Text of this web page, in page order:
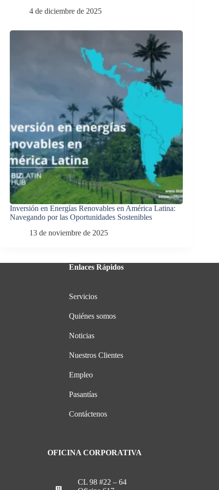
4 de diciembre de 2025
Inversión en Energías Renovables en América Latina:
Navegando por las Oportunidades Sostenibles
13 de noviembre de 2025
Enlaces Rápidos
Servicios
Quiénes somos
Noticias
Nuestros Clientes
Empleo
Pasantías
Contáctenos
OFICINA CORPORATIVA
CL 98 #22 – 64